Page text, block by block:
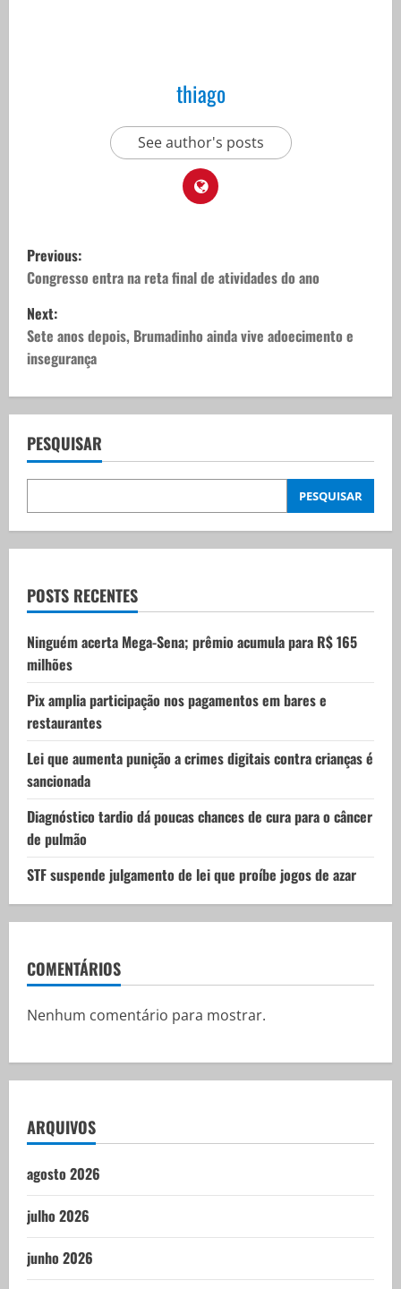
thiago
See author's posts
P
o
s
t
n
a
v
i
g
a
t
i
o
n
Previous:
Congresso entra na reta final de atividades do ano
Next:
Sete anos depois, Brumadinho ainda vive adoecimento e
insegurança
PESQUISAR
PESQUISAR
POSTS RECENTES
Ninguém acerta Mega-Sena; prêmio acumula para R$ 165
milhões
Pix amplia participação nos pagamentos em bares e
restaurantes
Lei que aumenta punição a crimes digitais contra crianças é
sancionada
Diagnóstico tardio dá poucas chances de cura para o câncer
de pulmão
STF suspende julgamento de lei que proíbe jogos de azar
COMENTÁRIOS
Nenhum comentário para mostrar.
ARQUIVOS
agosto 2026
julho 2026
junho 2026